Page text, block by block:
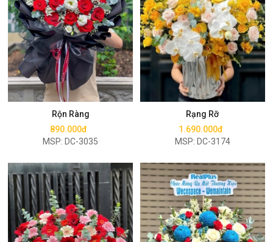
Rộn Ràng
890.000đ
MSP: DC-3035
Mua ngay
Rạng Rỡ
1.690.000đ
MSP: DC-3174
Mua ngay